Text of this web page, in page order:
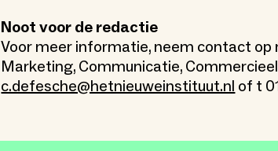
Noot voor de redactie
Voor meer informatie, neem contact
Marketing, Communicatie,
c.defesche@hetnieuweinstituut.nl of t